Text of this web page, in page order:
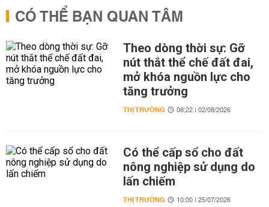
CÓ THỂ BẠN QUAN TÂM
Theo dòng thời sự: Gỡ
nút thắt thể chế đất đai,
mở khóa nguồn lực cho
tăng trưởng
THỊ TRƯỜNG 08:22 | 02/08/2026
Có thể cấp sổ cho đất
nông nghiệp sử dụng do
lấn chiếm
THỊ TRƯỜNG 10:00 | 25/07/2026